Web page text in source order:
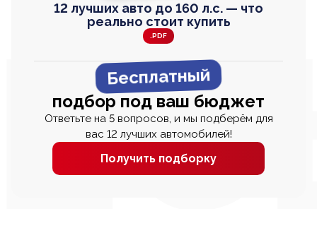
12 лучших авто до 160 л.с. — что
реально стоит купить
.PDF
Бесплатный
подбор под ваш бюджет
Ответьте на 5 вопросов, и мы подберём для
вас 12 лучших автомобилей!
Получить подборку